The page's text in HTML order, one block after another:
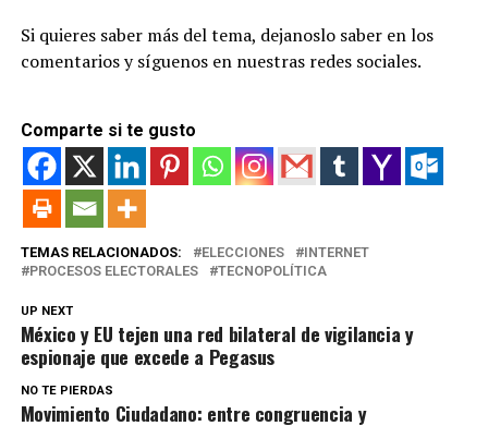
Si quieres saber más del tema, dejanoslo saber en los
comentarios y síguenos en nuestras redes sociales.
Comparte si te gusto
TEMAS RELACIONADOS: ELECCIONES
INTERNET
PROCESOS ELECTORALES
TECNOPOLÍTICA
UP NEXT
México y EU tejen una red bilateral de vigilancia y
espionaje que excede a Pegasus
NO TE PIERDAS
Movimiento Ciudadano: entre congruencia y